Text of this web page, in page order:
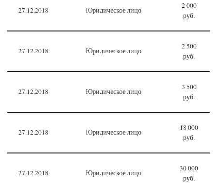
27.12.2018 Юридическое лицо
2 000
руб.
27.12.2018 Юридическое лицо
2 500
руб.
27.12.2018 Юридическое лицо
3 500
руб.
27.12.2018 Юридическое лицо
18 000
руб.
27.12.2018 Юридическое лицо
30 000
руб.